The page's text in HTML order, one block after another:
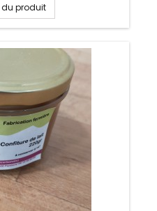
du produit